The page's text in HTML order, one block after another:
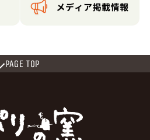
PAGE TOP